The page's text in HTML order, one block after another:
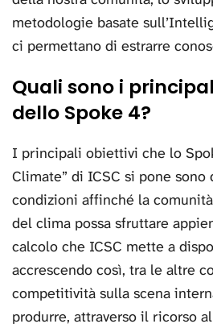
metodologie basate
ci permettano di estrarre
Quali sono i
dello Spoke 4?
I principali obiettivi che lo
Climate” di ICSC si pone
condizioni affinché la
del clima possa sfruttare
calcolo che ICSC mette a
accrescendo così, tra le altre
competitività sulla scena
produrre, attraverso il ricorso